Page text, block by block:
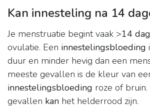
Kan innesteling na 14
Je menstruatie begint vaak >14
ovulatie. Een innestelingsbloeding
duur en minder hevig dan een
meeste gevallen is de kleur van
innestelingsbloeding roze of
gevallen kan het helderrood zijn.